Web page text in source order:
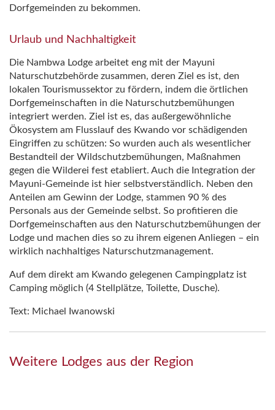
Dorfgemeinden zu bekommen.
Urlaub und Nachhaltigkeit
Die Nambwa Lodge arbeitet eng mit der Mayuni
Naturschutzbehörde zusammen, deren Ziel es ist, den
lokalen Tourismussektor zu fördern, indem die örtlichen
Dorfgemeinschaften in die Naturschutzbemühungen
integriert werden. Ziel ist es, das außergewöhnliche
Ökosystem am Flusslauf des Kwando vor schädigenden
Eingriffen zu schützen: So wurden auch als wesentlicher
Bestandteil der Wildschutzbemühungen, Maßnahmen
gegen die Wilderei fest etabliert. Auch die Integration der
Mayuni-Gemeinde ist hier selbstverständlich. Neben den
Anteilen am Gewinn der Lodge, stammen 90 % des
Personals aus der Gemeinde selbst. So profitieren die
Dorfgemeinschaften aus den Naturschutzbemühungen der
Lodge und machen dies so zu ihrem eigenen Anliegen – ein
wirklich nachhaltiges Naturschutzmanagement.
Auf dem direkt am Kwando gelegenen Campingplatz ist
Camping möglich (4 Stellplätze, Toilette, Dusche).
Text: Michael Iwanowski
Weitere Lodges aus der Region